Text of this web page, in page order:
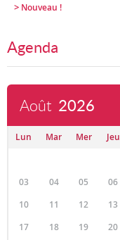
> Nouveau !
Agenda
Août 2026
Lun Mar Mer Jeu
03
04 05 06
10
11 12 13
17
18 19 20